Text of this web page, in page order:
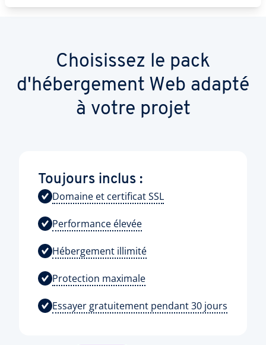
Choisissez le pack
d'hébergement Web adapté
à votre projet
Toujours inclus :
Domaine et certificat SSL
Performance élevée
Hébergement illimité
Protection maximale
Essayer gratuitement pendant 30 jours